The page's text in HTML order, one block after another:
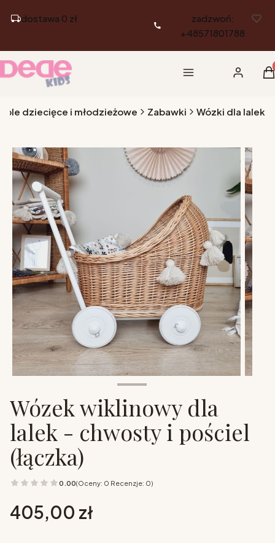
dostawa 0 zł
zadzwoń:
+48571801788
Menu Zaloguj się
dziecięce i młodzieżowe Zabawki Wózki dla lalek
Wózek wiklinowy dla
lalek - chwosty i pościel
(łączka)
0.00(Oceny: 0 Recenzje: 0)
Cena
405,00 zł